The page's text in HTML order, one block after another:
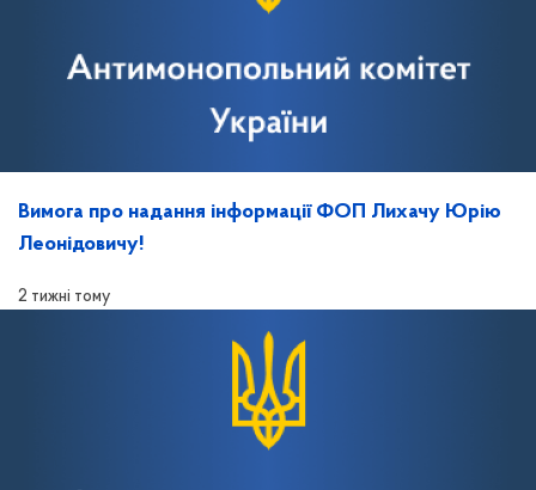
Вимога про надання інформації ФОП Лихачу Юрію
Леонідовичу!
2 тижні тому